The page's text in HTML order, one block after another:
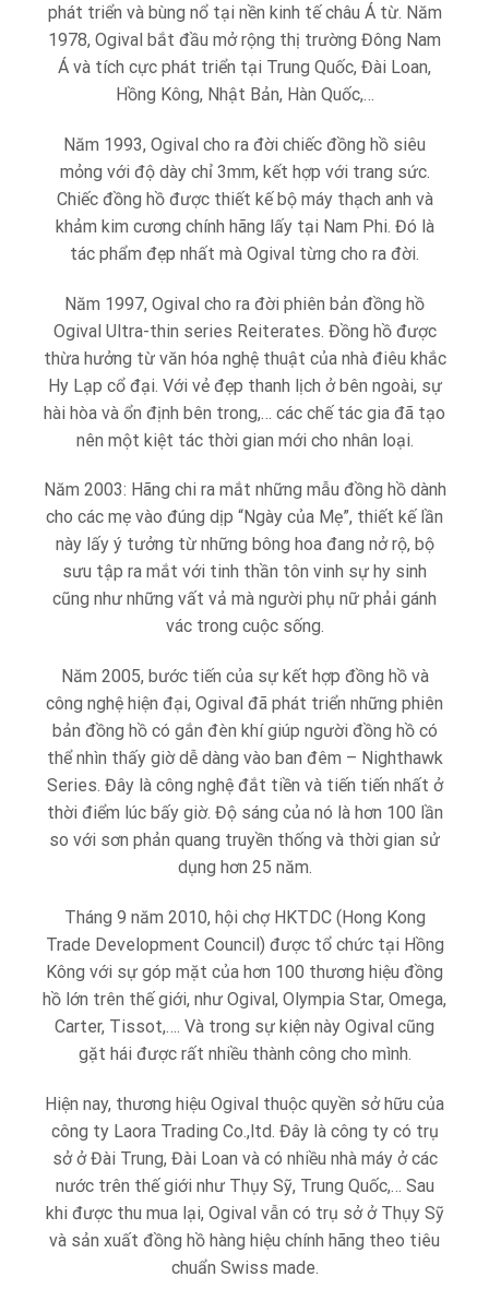
phát triển và bùng nổ tại nền kinh tế châu Á từ. Năm
1978, Ogival bắt đầu mở rộng thị trường Đông Nam
Á và tích cực phát triển tại Trung Quốc, Đài Loan,
Hồng Kông, Nhật Bản, Hàn Quốc,…
Năm 1993, Ogival cho ra đời chiếc đồng hồ siêu
mỏng với độ dày chỉ 3mm, kết hợp với trang sức.
Chiếc đồng hồ được thiết kế bộ máy thạch anh và
khảm kim cương chính hãng lấy tại Nam Phi. Đó là
tác phẩm đẹp nhất mà Ogival từng cho ra đời.
Năm 1997, Ogival cho ra đời phiên bản đồng hồ
Ogival Ultra-thin series Reiterates. Đồng hồ được
thừa hưởng từ văn hóa nghệ thuật của nhà điêu khắc
Hy Lạp cổ đại. Với vẻ đẹp thanh lịch ở bên ngoài, sự
hài hòa và ổn định bên trong,… các chế tác gia đã tạo
nên một kiệt tác thời gian mới cho nhân loại.
Năm 2003: Hãng chi ra mắt những mẫu đồng hồ dành
cho các mẹ vào đúng dịp “Ngày của Mẹ”, thiết kế lần
này lấy ý tưởng từ những bông hoa đang nở rộ, bộ
sưu tập ra mắt với tinh thần tôn vinh sự hy sinh
cũng như những vất vả mà người phụ nữ phải gánh
vác trong cuộc sống.
Năm 2005, bước tiến của sự kết hợp đồng hồ và
công nghệ hiện đại, Ogival đã phát triển những phiên
bản đồng hồ có gắn đèn khí giúp người đồng hồ có
thể nhìn thấy giờ dễ dàng vào ban đêm – Nighthawk
Series. Đây là công nghệ đắt tiền và tiến tiến nhất ở
thời điểm lúc bấy giờ. Độ sáng của nó là hơn 100 lần
so với sơn phản quang truyền thống và thời gian sử
dụng hơn 25 năm.
Tháng 9 năm 2010, hội chợ HKTDC (Hong Kong
Trade Development Council) được tổ chức tại Hồng
Kông với sự góp mặt của hơn 100 thương hiệu đồng
hồ lớn trên thế giới, như Ogival, Olympia Star, Omega,
Carter, Tissot,…. Và trong sự kiện này Ogival cũng
gặt hái được rất nhiều thành công cho mình.
Hiện nay, thương hiệu Ogival thuộc quyền sở hữu của
công ty Laora Trading Co.,ltd. Đây là công ty có trụ
sở ở Đài Trung, Đài Loan và có nhiều nhà máy ở các
nước trên thế giới như Thụy Sỹ, Trung Quốc,… Sau
khi được thu mua lại, Ogival vẫn có trụ sở ở Thụy Sỹ
và sản xuất đồng hồ hàng hiệu chính hãng theo tiêu
chuẩn Swiss made.